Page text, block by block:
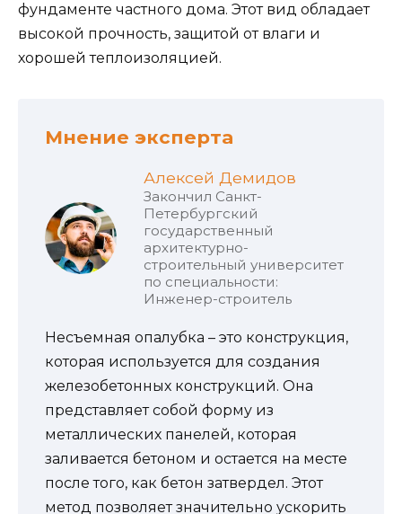
фундаменте частного дома. Этот вид обладает
высокой прочность, защитой от влаги и
хорошей теплоизоляцией.
Мнение эксперта
Алексей Демидов
Закончил Санкт-
Петербургский
государственный
архитектурно-
строительный университет
по специальности:
Инженер-строитель
Несъемная опалубка – это конструкция,
которая используется для создания
железобетонных конструкций. Она
представляет собой форму из
металлических панелей, которая
заливается бетоном и остается на месте
после того, как бетон затвердел. Этот
метод позволяет значительно ускорить